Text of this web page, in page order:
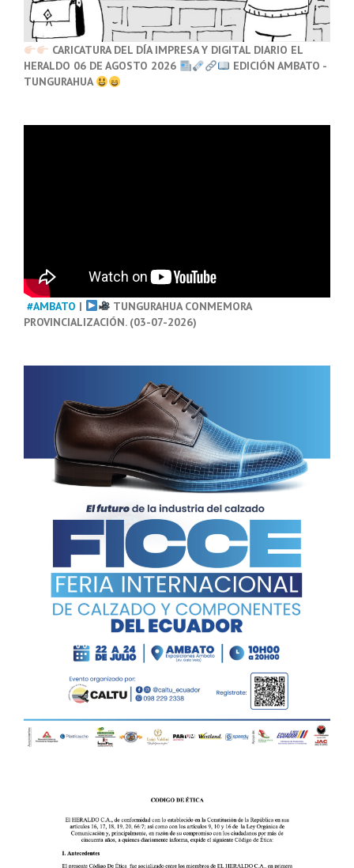
CARICATURA DEL DÍA IMPRESA Y DIGITAL DIARIO EL
HERALDO 06 DE AGOSTO 2026
EDICIÓN AMBATO -
TUNGURAHUA
#AMBATO |
TUNGURAHUA CONMEMORA
PROVINCIALIZACIÓN. (03-07-2026)